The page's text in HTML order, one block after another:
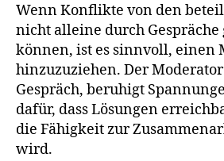
Wenn Konflikte von den
nicht alleine durch
können, ist es sinnvoll, einen
hinzuzuziehen. Der
Gespräch, beruhigt
dafür, dass Lösungen
die Fähigkeit zur
wird.